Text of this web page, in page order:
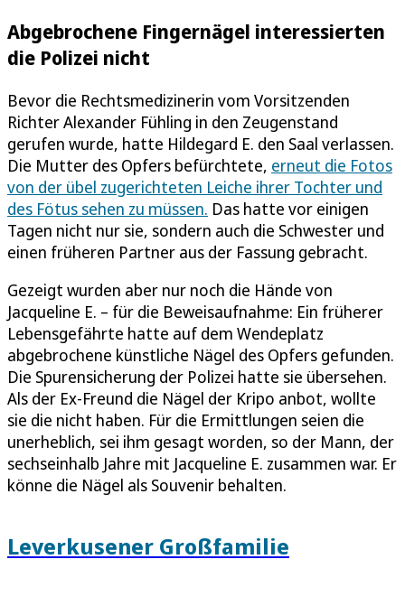
Abgebrochene Fingernägel interessierten
die Polizei nicht
Bevor die Rechtsmedizinerin vom Vorsitzenden
Richter Alexander Fühling in den Zeugenstand
gerufen wurde, hatte Hildegard E. den Saal verlassen.
Die Mutter des Opfers befürchtete, erneut die Fotos
von der übel zugerichteten Leiche ihrer Tochter und
des Fötus sehen zu müssen. Das hatte vor einigen
Tagen nicht nur sie, sondern auch die Schwester und
einen früheren Partner aus der Fassung gebracht.
Gezeigt wurden aber nur noch die Hände von
Jacqueline E. – für die Beweisaufnahme: Ein früherer
Lebensgefährte hatte auf dem Wendeplatz
abgebrochene künstliche Nägel des Opfers gefunden.
Die Spurensicherung der Polizei hatte sie übersehen.
Als der Ex-Freund die Nägel der Kripo anbot, wollte
sie die nicht haben. Für die Ermittlungen seien die
unerheblich, sei ihm gesagt worden, so der Mann, der
sechseinhalb Jahre mit Jacqueline E. zusammen war. Er
könne die Nägel als Souvenir behalten.
Leverkusener Großfamilie